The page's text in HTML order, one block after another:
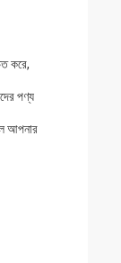
করে,
পণ্য
আপনার